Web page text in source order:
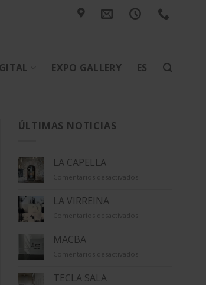
EXPO GALLERY ES
ÚLTIMAS NOTICIAS
LA CAPELLA
Comentarios desactivados
LA VIRREINA
Comentarios desactivados
MACBA
Comentarios desactivados
TECLA SALA